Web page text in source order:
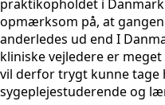
praktikopholdet i
opmærksom på, at
anderledes ud end I
kliniske vejledere er
vil derfor trygt kunne tage
sygeplejestuderende og